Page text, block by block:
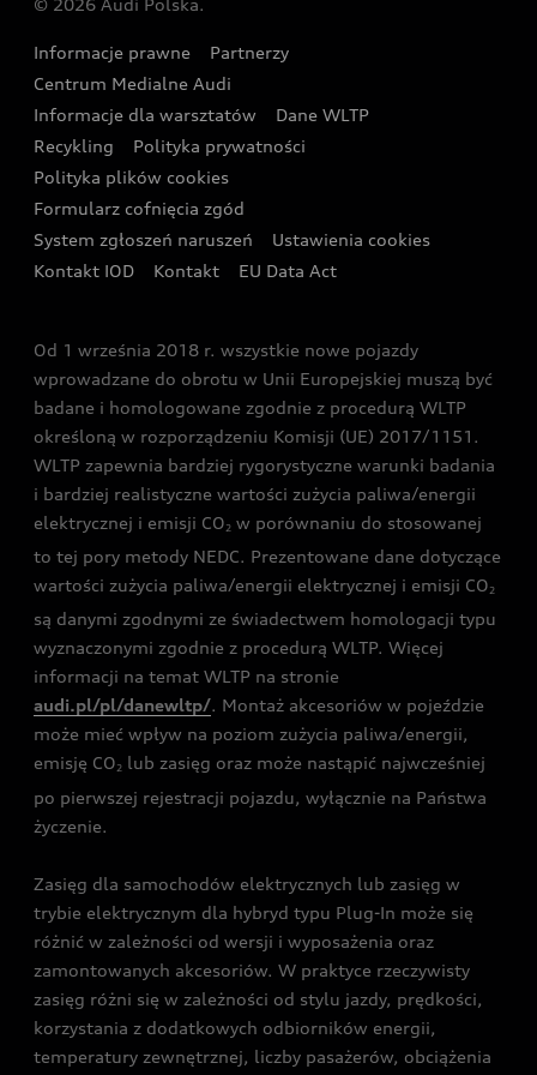
Wyszukaj najbliższego Partnera Audi
Oferta dla przedsiębiorców
Oferta dla klientów prywatnych
Kalkulator rat
Ubezpieczenie
Audi exclusive
Zasięg
Gwarancja
Akcje serwisowe Audi
Katalog online akcesoriów
Audi i Muzeum Sztuki Nowoczesnej w Warszawie
Audi driving experience
Audi quattro Cup
Audi i Puchar Świata w Skokach Narciarskich w
Zakopanem
© 2026 Audi Polska.
Informacje prawne
Partnerzy
Centrum Medialne Audi
Informacje dla warsztatów
Dane WLTP
Recykling
Polityka prywatności
Polityka plików cookies
Formularz cofnięcia zgód
System zgłoszeń naruszeń
Ustawienia cookies
Kontakt IOD
Kontakt EU Data Act
Od 1 września 2018 r. wszystkie nowe pojazdy
wprowadzane do obrotu w Unii Europejskiej muszą być
badane i homologowane zgodnie z procedurą WLTP
określoną w rozporządzeniu Komisji (UE) 2017/1151.
WLTP zapewnia bardziej rygorystyczne warunki badania
i bardziej realistyczne wartości zużycia paliwa/energii
elektrycznej i emisji CO2 w porównaniu do stosowanej
to tej pory metody NEDC. Prezentowane dane dotyczące
wartości zużycia paliwa/energii elektrycznej i emisji CO2
są danymi zgodnymi ze świadectwem homologacji typu
wyznaczonymi zgodnie z procedurą WLTP. Więcej
informacji na temat WLTP na stronie
audi.pl/pl/danewltp/. Montaż akcesoriów w pojeździe
może mieć wpływ na poziom zużycia paliwa/energii,
emisję CO2 lub zasięg oraz może nastąpić najwcześniej
po pierwszej rejestracji pojazdu, wyłącznie na Państwa
życzenie.
Zasięg dla samochodów elektrycznych lub zasięg w
trybie elektrycznym dla hybryd typu Plug-In może się
różnić w zależności od wersji i wyposażenia oraz
zamontowanych akcesoriów. W praktyce rzeczywisty
zasięg różni się w zależności od stylu jazdy, prędkości,
korzystania z dodatkowych odbiorników energii,
temperatury zewnętrznej, liczby pasażerów, obciążenia